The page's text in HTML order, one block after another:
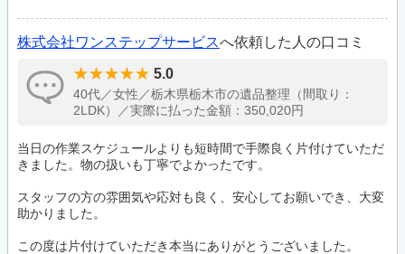
株式会社ワンステップサービスへ依頼した人の口コミ
5.0
40代／女性／栃木県栃木市の遺品整理（間取り：
2LDK）／実際に払った金額：350,020円
当日の作業スケジュールよりも短時間で手際良く片付けていただ
きました。物の扱いも丁寧でよかったです。
スタッフの方の雰囲気や応対も良く、安心してお願いでき、大変
助かりました。
この度は片付けていただき本当にありがとうございました。